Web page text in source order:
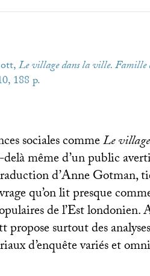
Le village dans la ville. Famille
188 p.
sociales commeLe
même d’un public
d’Anne Gotman,
qu’on lit presque
de l’Est
surtout des
d’enquête variés et